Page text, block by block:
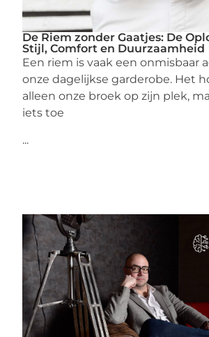
De Riem zonder Gaatjes: De
Stijl, Comfort en Duurzaamheid
Een riem is vaak een onmisbaar
onze dagelijkse garderobe. Het
alleen onze broek op zijn plek,
iets toe
...